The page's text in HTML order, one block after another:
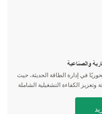
والصناعية
في إدارة الطاقة الحديثة، حيث